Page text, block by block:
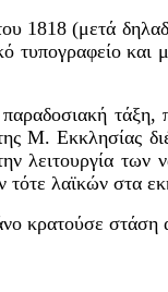
1818 (μετά
τυπογραφείο και
τάξη,
Μ. Εκκλησίας
λειτουργία των
λαϊκών στα
κρατούσε στάση